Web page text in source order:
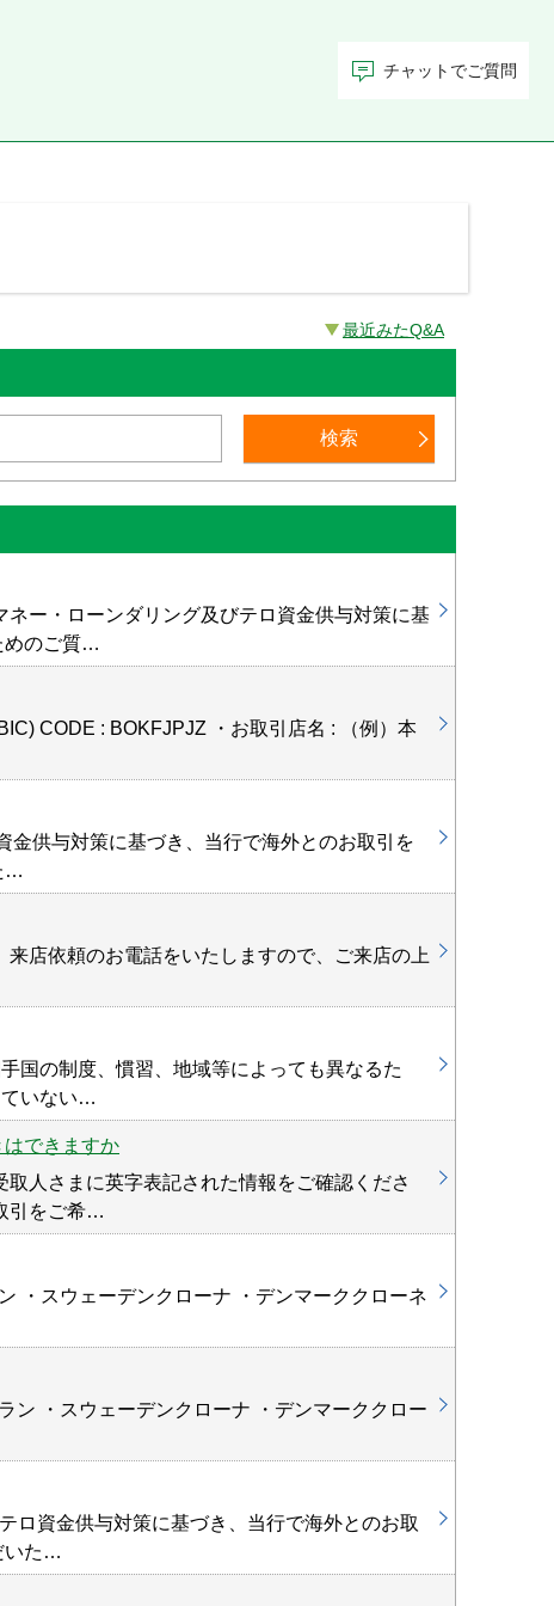
チャットでご質問
最近みたQ&A
ー・ローンダリング及びテロ資金供与対策に基
めのご質…
CODE : BOKFJPJZ ・お取引店名 : （例）本
供与対策に基づき、当行で海外とのお取引を
…
店依頼のお電話をいたしますので、ご来店の上
国の制度、慣習、地域等によっても異なるた
ていない…
できますか
人さまに英字表記された情報をご確認くださ
引をご希…
・スウェーデンクローナ ・デンマーククローネ
ン ・スウェーデンクローナ ・デンマーククロー
ロ資金供与対策に基づき、当行で海外とのお取
いた…